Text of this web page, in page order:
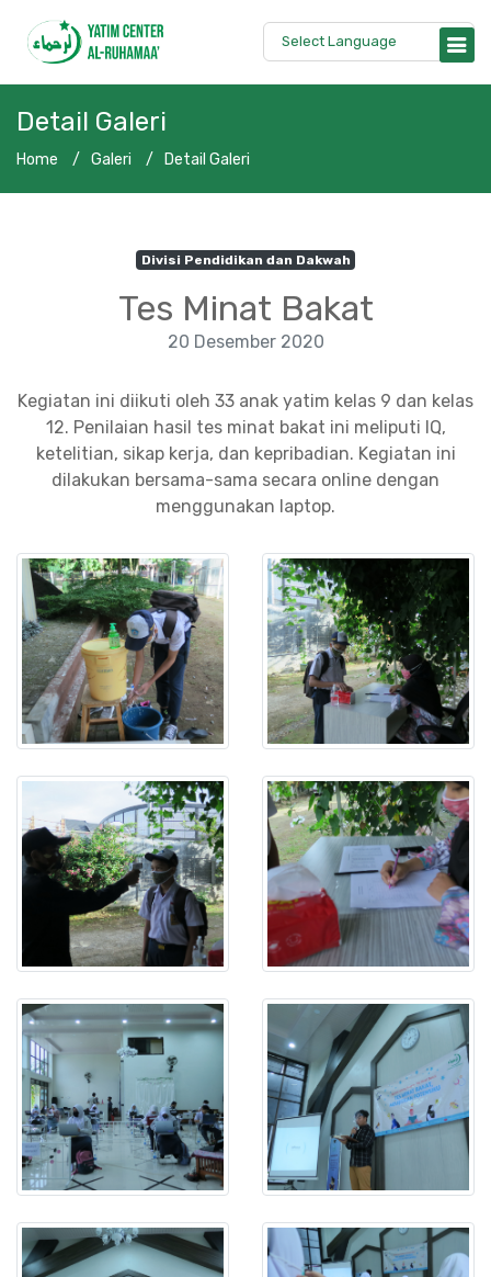
Detail Galeri
Home Galeri Detail Galeri
Divisi Pendidikan dan Dakwah
Tes Minat Bakat
20 Desember 2020
Kegiatan ini diikuti oleh 33 anak yatim kelas 9 dan kelas
12. Penilaian hasil tes minat bakat ini meliputi IQ,
ketelitian, sikap kerja, dan kepribadian. Kegiatan ini
dilakukan bersama-sama secara online dengan
menggunakan laptop.